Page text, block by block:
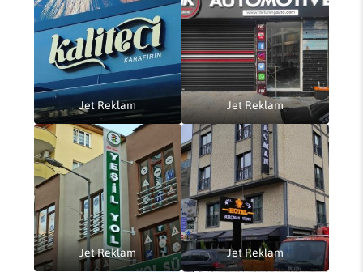
Jet Reklam Jet Reklam
Jet Reklam Jet Reklam